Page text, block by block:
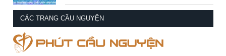
CÁC TRANG CẦU NGUYỆN